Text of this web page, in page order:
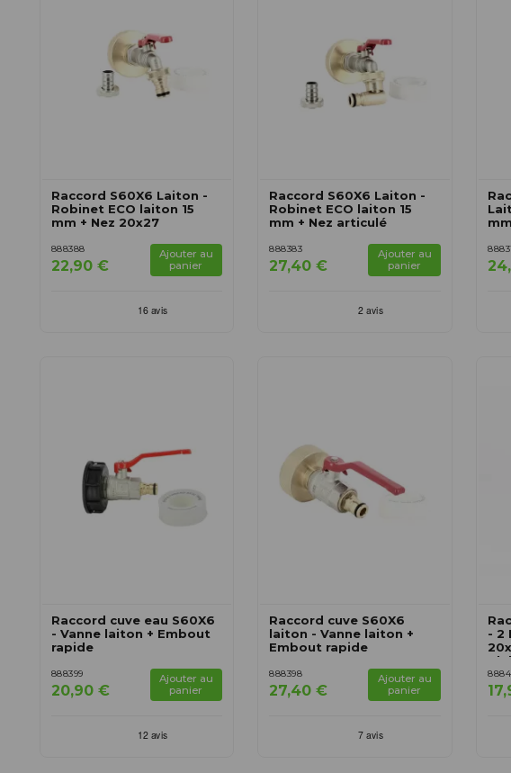
Raccord S60X6 Laiton -
Robinet ECO laiton 15
mm + Nez 20x27
888388
22,90 €
Ajouter au
panier
Raccord S60X6 Laiton -
Robinet ECO laiton 15
mm + Nez articulé
888383
27,40 €
Ajouter au
panier
Raccord cuve eau S60X6
- Vanne laiton + Embout
rapide
888399
20,90 €
Ajouter au
panier
Raccord cuve S60X6
laiton - Vanne laiton +
Embout rapide
888398
27,40 €
Ajouter au
panier
- 2